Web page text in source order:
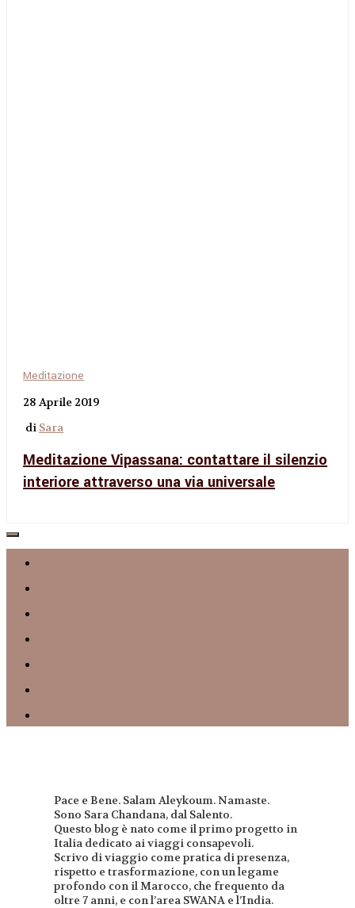
Meditazione
28 Aprile 2019
di Sara
Meditazione Vipassana: contattare il silenzio
interiore attraverso una via universale
Pace e Bene. Salam Aleykoum. Namaste.
Sono Sara Chandana, dal Salento.
Questo blog è nato come il primo progetto in
Italia dedicato ai viaggi consapevoli.
Scrivo di viaggio come pratica di presenza,
rispetto e trasformazione, con un legame
profondo con il Marocco, che frequento da
oltre 7 anni, e con l’area SWANA e l’India.